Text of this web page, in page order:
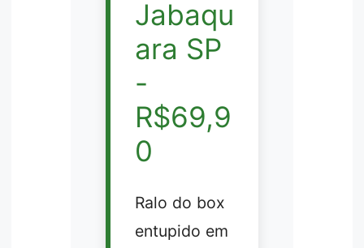
Jabaqu
ara SP
-
R$69,9
0
Ralo do box
entupido em